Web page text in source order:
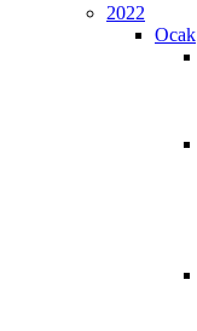
2022
Ocak